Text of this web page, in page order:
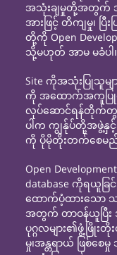
အသုံးချမှုတို့အတွက်
အားဖြင့် တိကျမှု၊
တို့ကို Open
သို့မဟုတ် အာမ မခံပါ
Site ကိုအသုံးပြုသူမ
ကို အထောက်အကူပြု
လုပ်ဆောင်ရန်တိုက်တွ
ပါက ကျွန်ုပ်တို့အဖွဲ့နှ
ကို ပိုမိုတိုးတက်စေမ
Open
database ကိုရယူခြ
ထောက်ပံ့ထားသော
အတွက် တာဝန်ယူပြီး
ပုဂ္ဂလများ၏ဖွံ့ဖြိုးတို
မှု၊အန္တရာယ် ဖြစ်စ